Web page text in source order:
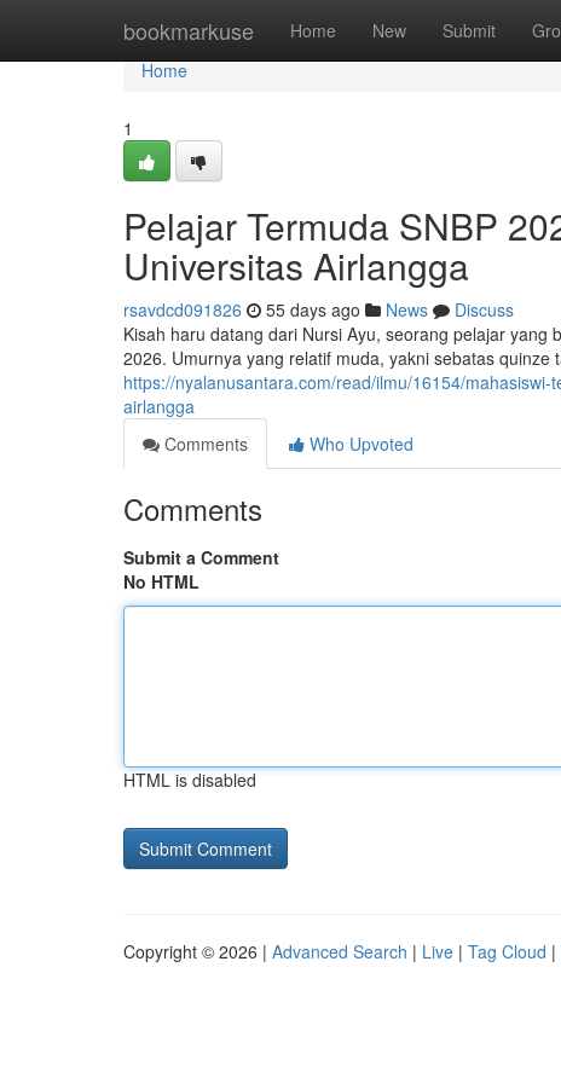
bookmarkuse Home New Submit
Home
Home
1
Pelajar Termuda SNBP
Universitas Airlangga
rsavdcd091826 55 days ago News
Discuss
Kisah haru datang dari Nursi Ayu, seorang pelajar yang
2026. Umurnya yang relatif muda, yakni sebatas quinze
https://nyalanusantara.com/read/ilmu/16154/
airlangga
Comments
Who Upvoted
Comments
Submit a Comment
No HTML
HTML is disabled
Copyright © 2026 | Advanced Search | Live | Tag Cloud |